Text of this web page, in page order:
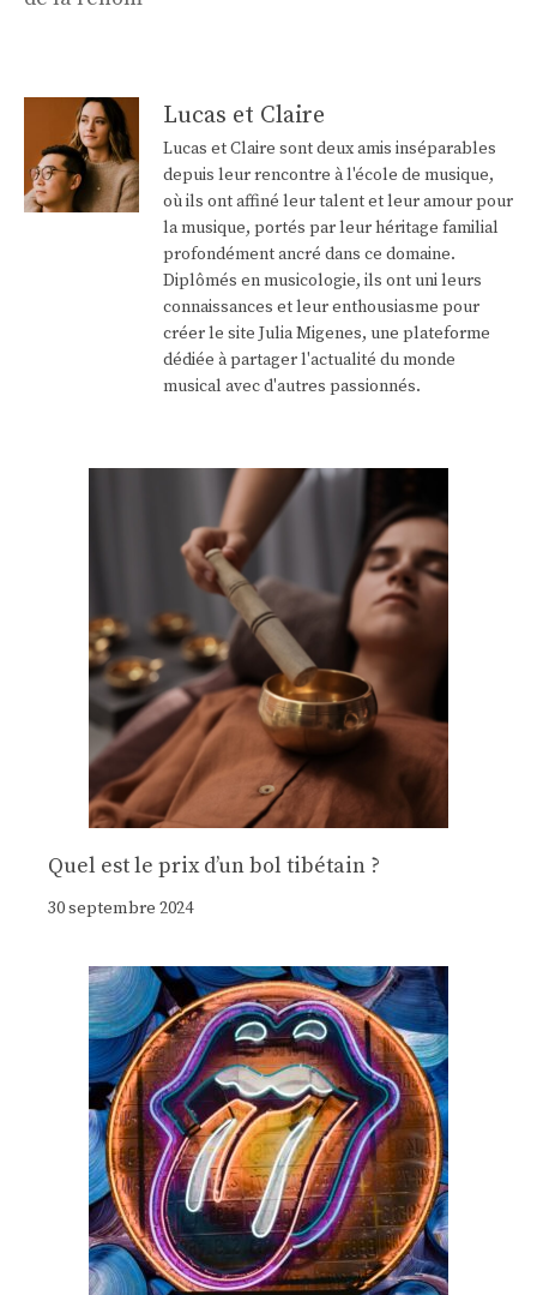
Lucas et Claire
Lucas et Claire sont deux amis inséparables
depuis leur rencontre à l'école de musique,
où ils ont affiné leur talent et leur amour pour
la musique, portés par leur héritage familial
profondément ancré dans ce domaine.
Diplômés en musicologie, ils ont uni leurs
connaissances et leur enthousiasme pour
créer le site Julia Migenes, une plateforme
dédiée à partager l'actualité du monde
musical avec d'autres passionnés.
Quel est le prix d’un bol tibétain ?
30 septembre 2024